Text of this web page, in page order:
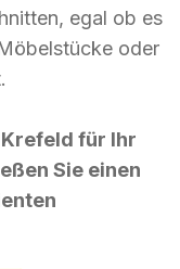
egal ob es
oder
für Ihr
Sie einen